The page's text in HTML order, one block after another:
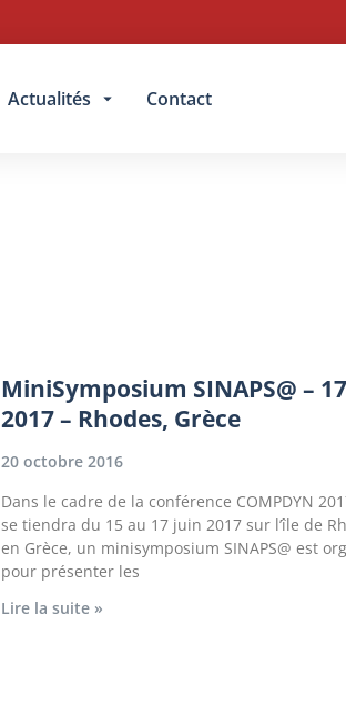
Actualités Contact
MiniSymposium SINAPS@ –
2017 – Rhodes, Grèce
20 octobre 2016
Dans le cadre de la conférence COMPDYN
se tiendra du 15 au 17 juin 2017 sur l’île de
en Grèce, un minisymposium SINAPS@ est
pour présenter les
Lire la suite »